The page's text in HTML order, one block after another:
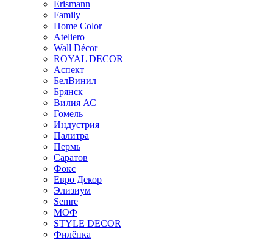
Erismann
Family
Home Color
Ateliero
Wall Décor
ROYAL DECOR
Аспект
БелВинил
Брянск
Вилия АС
Гомель
Индустрия
Палитра
Пермь
Саратов
Фокс
Евро Декор
Элизиум
Semre
МОФ
STYLE DECOR
Филёнка